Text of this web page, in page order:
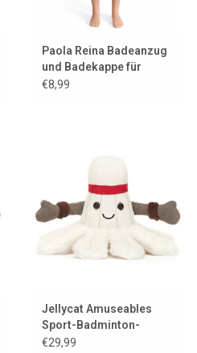
Paola Reina Badeanzug
und Badekappe für
Amigas-Puppen
€8,99
Jellycat Amuseables
Sport-Badminton-
Shuttle
€29,99